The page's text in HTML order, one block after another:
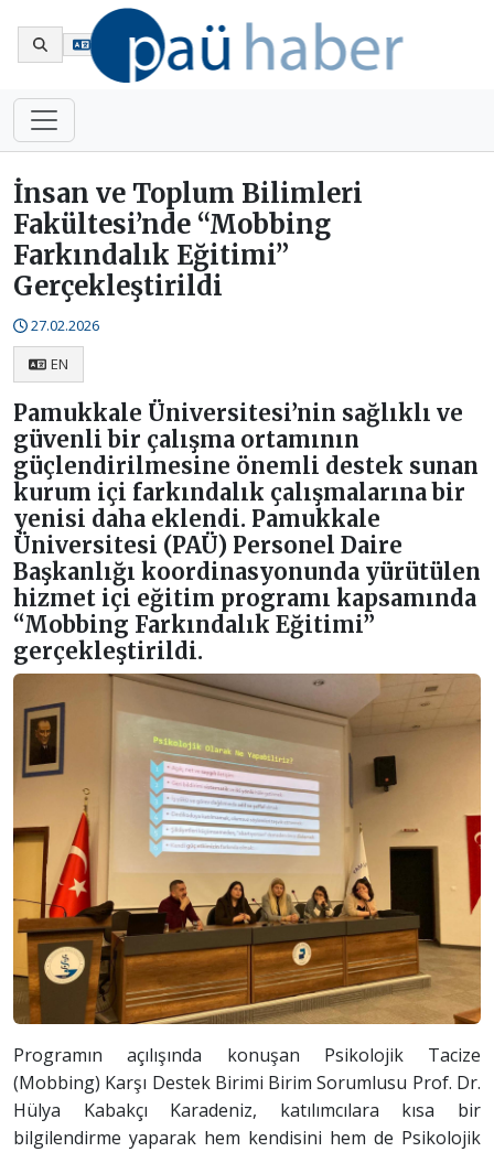
İnsan ve Toplum Bilimleri
Fakültesi’nde “Mobbing
Farkındalık Eğitimi”
Gerçekleştirildi
27.02.2026
EN
Pamukkale Üniversitesi’nin sağlıklı ve
güvenli bir çalışma ortamının
güçlendirilmesine önemli destek sunan
kurum içi farkındalık çalışmalarına bir
yenisi daha eklendi. Pamukkale
Üniversitesi (PAÜ) Personel Daire
Başkanlığı koordinasyonunda yürütülen
hizmet içi eğitim programı kapsamında
“Mobbing Farkındalık Eğitimi”
gerçekleştirildi.
Programın açılışında konuşan Psikolojik Tacize
(Mobbing) Karşı Destek Birimi Birim Sorumlusu Prof. Dr.
Hülya Kabakçı Karadeniz, katılımcılara kısa bir
bilgilendirme yaparak hem kendisini hem de Psikolojik